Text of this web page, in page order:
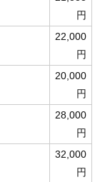
円
22,000
円
20,000
円
28,000
円
32,000
円